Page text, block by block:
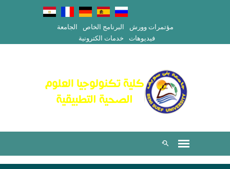
الجامعة البرنامج الخاص
مؤتمرات وورش
خدمات الكترونية
فيديوهات